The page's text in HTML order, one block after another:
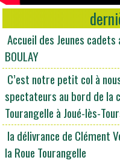
Accueil des Jeunes
BOULAY
C’est notre petit col à
spectateurs au bord de la
Tourangelle à Joué-lès-
la délivrance de Clément
la Roue Tourangelle